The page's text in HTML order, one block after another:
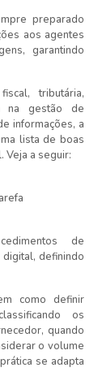
preparado
aos agentes
garantindo
tributária,
na gestão de
informações, a
lista de boas
Veja a seguir:
de
definindo
como definir
os
quando
o volume
se adapta